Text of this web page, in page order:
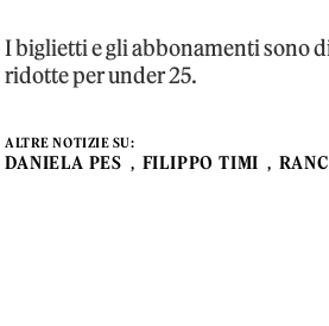
I biglietti e gli abbonamenti sono
ridotte per under 25.
ALTRE NOTIZIE SU:
DANIELA PES FILIPPO TIMI